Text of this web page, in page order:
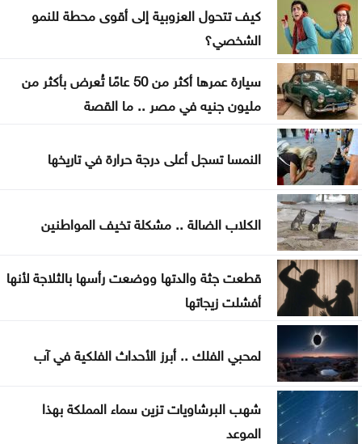
الأميركي
إرادة ملكية بتعيين رئيس الديوان الملكي ومدير مكتب
الملك في مجلس الأمن القومي
إصابة طفلين فلسطينيين بنيران الجيش الإسرائيلي في
غزة
بلال احمد المحاسنه مبارك المسمى الجديد
الأشغال تبدأ السبت أعمال صيانة طريق معان – البادية
تخفيض عدد أعضاء مجلس التعليم العالي ومجالس
الأمناء
توافق مبدئي على آلية تعيين المدير التنفيذي للبلديات
اليرموك تطلق اسم اليوبيل الذهبي على خريجي الفوج
47 من طلبتها
كيف تتحول العزوبية إلى أقوى محطة للنمو
الشخصي؟
سيارة عمرها أكثر من 50 عامًا تُعرض بأكثر من
مليون جنيه في مصر .. ما القصة
النمسا تسجل أعلى درجة حرارة في تاريخها
الكلاب الضالة .. مشكلة تخيف المواطنين
قطعت جثة والدتها ووضعت رأسها بالثلاجة لأنها
أفشلت زيجاتها
لمحبي الفلك .. أبرز الأحداث الفلكية في آب
شهب البرشاويات تزين سماء المملكة بهذا
الموعد